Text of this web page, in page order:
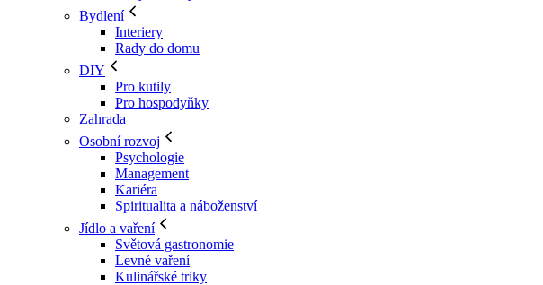
Bydlení
Interiery
Rady do domu
DIY
Pro kutily
Pro hospodyňky
Zahrada
Osobní rozvoj
Psychologie
Management
Kariéra
Spiritualita a náboženství
Jídlo a vaření
Světová gastronomie
Levné vaření
Kulinářské triky